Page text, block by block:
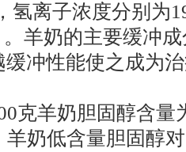
氢离子浓度分别为
。羊奶的主要缓冲
冲性能使之成为
羊奶胆固醇含量
羊奶低含量胆固醇